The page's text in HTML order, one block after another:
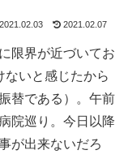
2021.02.03 2021.02.07
限界が近づいてお
ないと感じたから
替である）。午前
院巡り。今日以降
が出来ないだろ